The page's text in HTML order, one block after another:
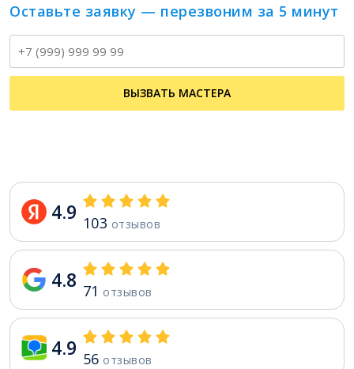
Оставьте заявку — перезвоним за 5 минут
ВЫЗВАТЬ МАСТЕРА
4.9 103 отзывов
4.8 71 отзывов
4.9 56 отзывов